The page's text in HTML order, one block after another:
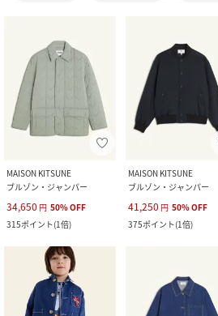
MAISON KITSUNE
ブルゾン・ジャンパー
34,650 円 50%OFF
315ポイント(1倍)
MAISON KITSUNE
ブルゾン・ジャンパー
41,250 円 50%OFF
375ポイント(1倍)